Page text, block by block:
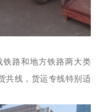
路和地方铁路两大类
共线，货运专线特别适